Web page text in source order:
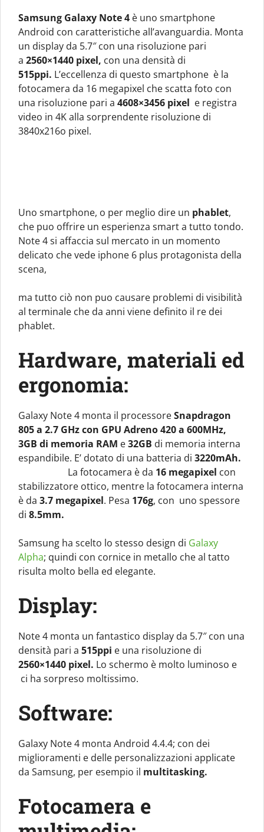
Samsung Galaxy Note 4 è uno smartphone
Android con caratteristiche all’avanguardia. Monta
un display da 5.7″ con una risoluzione pari
a 2560×1440 pixel, con una densità di
515ppi. L’eccellenza di questo smartphone è la
fotocamera da 16 megapixel che scatta foto con
una risoluzione pari a 4608×3456 pixel e registra
video in 4K alla sorprendente risoluzione di
3840x216o pixel.
Uno smartphone, o per meglio dire un phablet,
che puo offrire un esperienza smart a tutto tondo.
Note 4 si affaccia sul mercato in un momento
delicato che vede iphone 6 plus protagonista della
scena,
ma tutto ciò non puo causare problemi di visibilità
al terminale che da anni viene definito il re dei
phablet.
Hardware, materiali ed
ergonomia:
Galaxy Note 4 monta il processoreSnapdragon
805 a 2.7 GHz con GPU Adreno 420 a 600MHz,
3GB di memoria RAM e32GB di memoria interna
espandibile. E’ dotato di una batteria di 3220mAh.
La fotocamera è da 16 megapixel con
stabilizzatore ottico, mentre la fotocamera interna
è da 3.7 megapixel. Pesa 176g, con uno spessore
di 8.5mm.
Samsung ha scelto lo stesso design di Galaxy
Alpha; quindi con cornice in metallo che al tatto
risulta molto bella ed elegante.
Display:
Note 4 monta un fantastico display da 5.7″ con una
densità pari a 515ppi e una risoluzione di
2560×1440 pixel. Lo schermo è molto luminoso e
ci ha sorpreso moltissimo.
Software:
Galaxy Note 4 monta Android 4.4.4; con dei
miglioramenti e delle personalizzazioni applicate
da Samsung, per esempio il multitasking.
Fotocamera e